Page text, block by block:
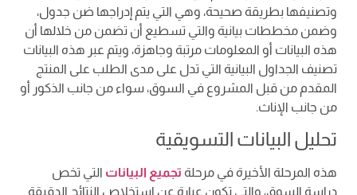
وتصنيفها بطريقة صحيحة، وهي التي يتم إدراجها ضن جدول،
وضمن مخططات بيانية والتي تسطيع أن تضمن من خلالها أن
هذه البيانات أو المعلومات مرتبة وجاهزة، ويتم عبر هذه البيانات
تصنيف الجداول البيانية التي تدل على مدى الطلب على المنتج
المقدم من قبل المشروع في السوق، سواء من جانب الذكور أو
من جانب الإناث.
تحليل البيانات التسويقية
هذه المرحلة الأخيرة في مرحلة تجميع البيانات التي تخص
دراسة السوق، والتي تكون عبارة عن استخلاص النتائج الدقيقة